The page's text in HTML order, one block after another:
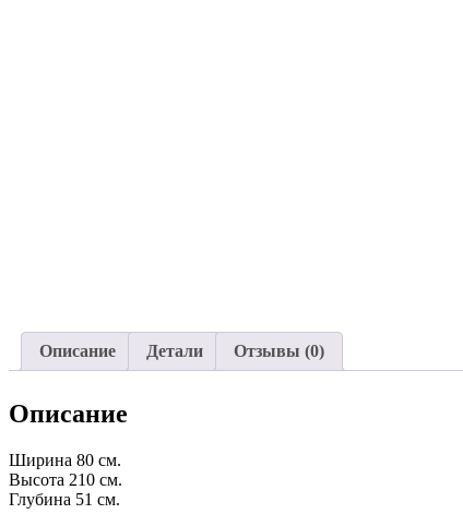
Описание Детали Отзывы (0)
Описание
Ширина 80 см.
Высота 210 см.
Глубина 51 см.